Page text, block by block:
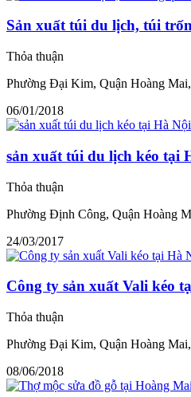
Sản xuất túi du lịch, túi
Thỏa thuận
Phường Đại Kim, Quận Hoàng
06/01/2018
sản xuất túi du lịch kéo tại
Thỏa thuận
Phường Định Công, Quận Hoàng
24/03/2017
Công ty sản xuất Vali kéo
Thỏa thuận
Phường Đại Kim, Quận Hoàng
08/06/2018